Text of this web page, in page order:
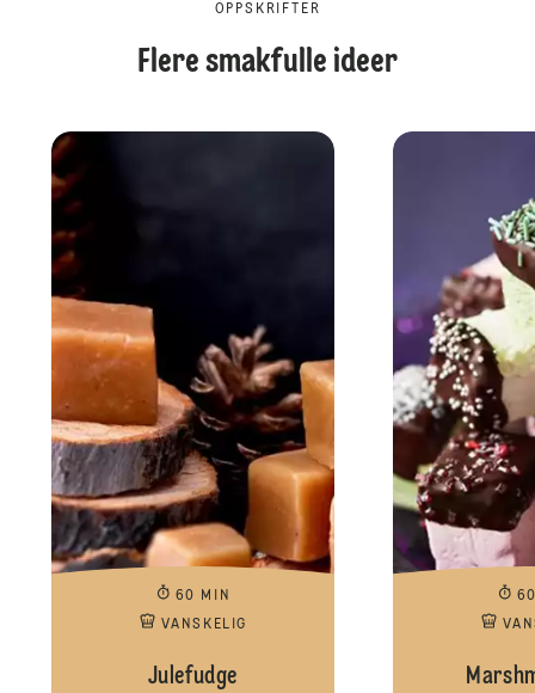
OPPSKRIFTER
Flere smakfulle ideer
60 MIN
VANSKELIG
Julefudge